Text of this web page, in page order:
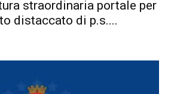
straordinaria portale per
distaccato di p.s....